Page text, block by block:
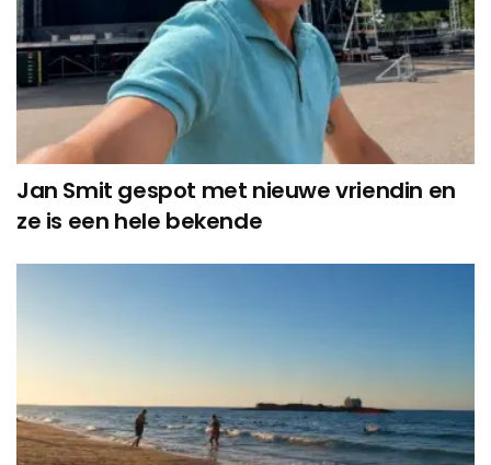
Jan Smit gespot met nieuwe vriendin en
ze is een hele bekende